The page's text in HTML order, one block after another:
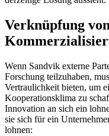
Verknüpfung
Wenn Sandvik externe
Forschung teilzuhaben,
Vertraulichkeit bieten, um
Kooperationsklima zu
Innovation an sich ein
sie sich für ein
lohnen: